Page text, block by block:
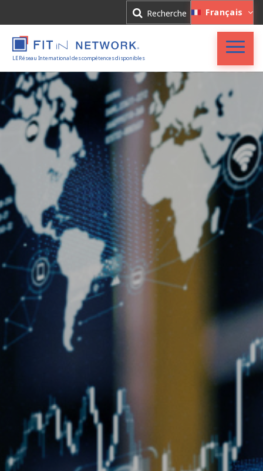
Recherche Français
LE Réseau International des compétences disponibles
Accueil
FIT in NETWORK®
Entreprises
Actualités
Connexion
Inscription